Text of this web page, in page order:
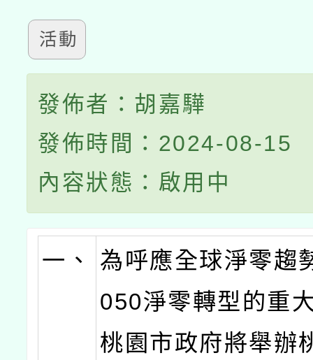
活動
發佈者：胡嘉驊
發佈時間：2024-08-15
內容狀態：啟用中
一、
為呼應全球淨零趨
050淨零轉型的重
桃園市政府將舉辦